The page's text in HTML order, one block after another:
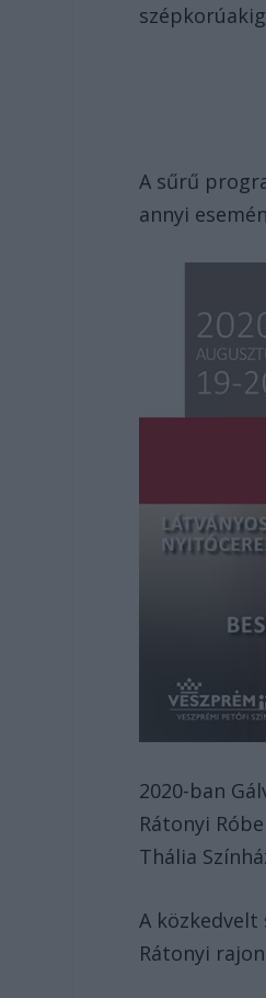
A sűrű
annyi
2020-ban
Rátonyi
Thália
A
Rátonyi